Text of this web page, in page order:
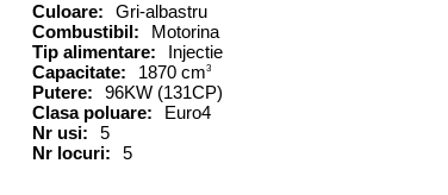
Culoare:
Gri-albastru
Combustibil:
Motorina
Tip alimentare:
Injectie
Capacitate: 1870 cm3
Putere:
96KW (131CP)
Clasa poluare:
Euro4
Nr usi:
5
Nr locuri:
5